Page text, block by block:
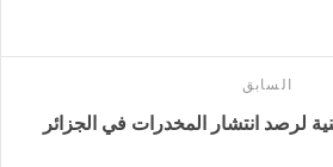
السابق